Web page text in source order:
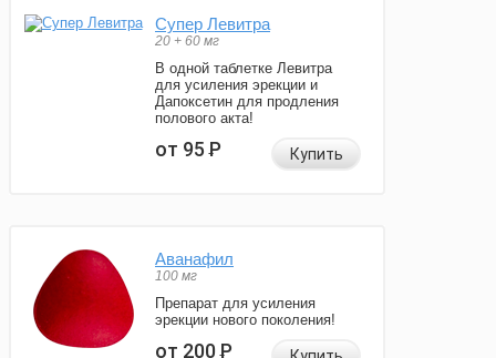
Супер Левитра
20 + 60 мг
В одной таблетке Левитра
для усиления эрекции и
Дапоксетин для продления
полового акта!
от 95Р Купить
Аванафил
100 мг
Препарат для усиления
эрекции нового поколения!
от 200Р